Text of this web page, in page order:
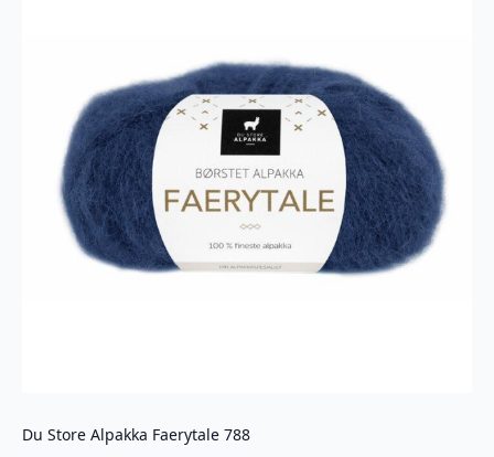
Du Store Alpakka Faerytale 788